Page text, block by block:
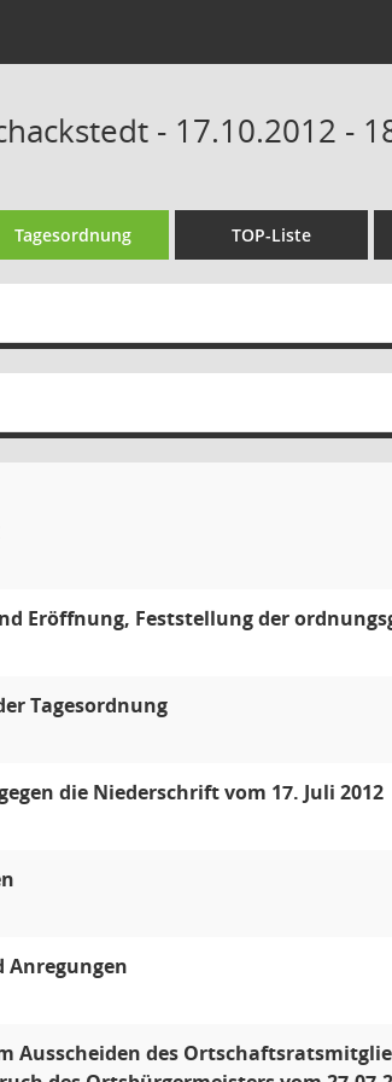
- 17.10.2012 -
Tagesordnung TOP-Liste
Eröffnung, Feststellung der
Tagesordnung
die Niederschrift vom 17. Juli 2012
Anregungen
Ausscheiden des